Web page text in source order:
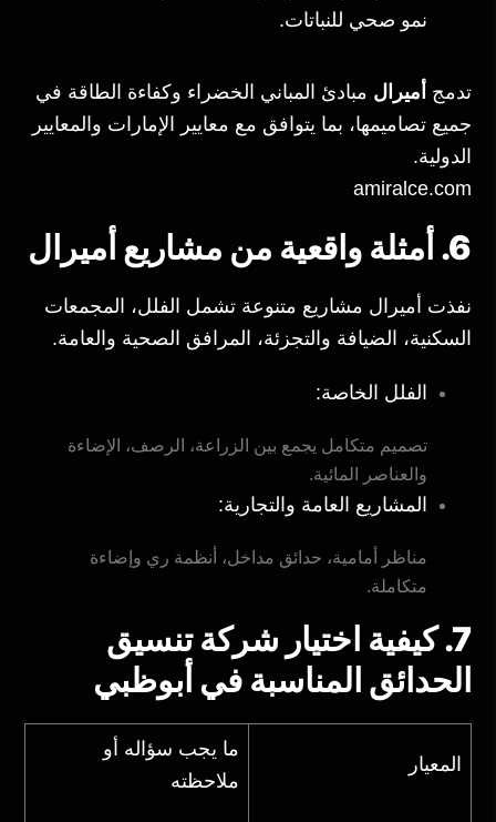
نمو صحي للنباتات.
تدمج أميرال مبادئ المباني الخضراء وكفاءة الطاقة في
جميع تصاميمها، بما يتوافق مع معايير الإمارات والمعايير
الدولية.
amiralce.com
6. أمثلة واقعية من مشاريع أميرال
نفذت أميرال مشاريع متنوعة تشمل الفلل، المجمعات
السكنية، الضيافة والتجزئة، المرافق الصحية والعامة.
الفلل الخاصة:
تصميم متكامل يجمع بين الزراعة، الرصف، الإضاءة
والعناصر المائية.
المشاريع العامة والتجارية:
مناظر أمامية، حدائق مداخل، أنظمة ري وإضاءة
متكاملة.
7. كيفية اختيار شركة تنسيق
الحدائق المناسبة في أبوظبي
المعيار
ما يجب سؤاله أو
ملاحظته